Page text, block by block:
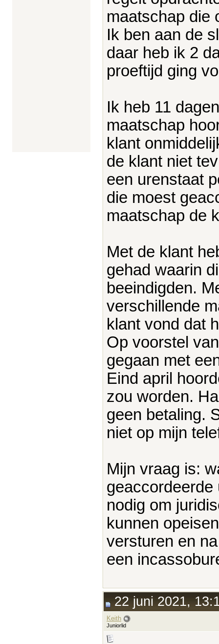
maatschap die
Ik ben aan de
daar heb ik 2
proeftijd ging
Ik heb 11
maatschap
klant
de klant niet
een urenstaat
die moest
maatschap de
Met de klant
gehad waarin
beeindigden.
verschillende
klant vond dat
Op voorstel
gegaan met
Eind april
zou worden.
geen betaling.
niet op mijn
Mijn vraag is:
geaccordeerde
nodig om
kunnen
versturen en
een
22 juni 2021,
Keith
Juniorlid